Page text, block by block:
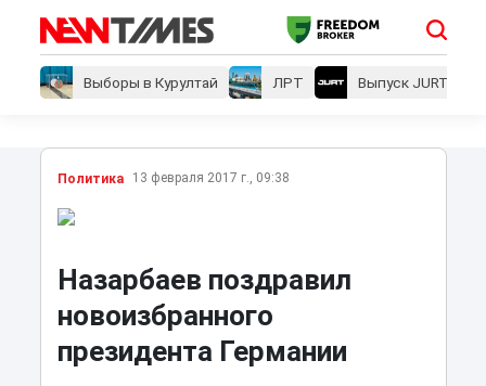
Выборы в Курултай ЛРТ Выпуск JURT
Политика 13 февраля 2017 г., 09:38
Назарбаев поздравил
новоизбранного
президента Германии